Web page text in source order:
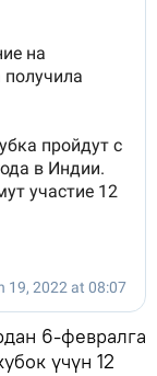
6-февралга
үчүн 12